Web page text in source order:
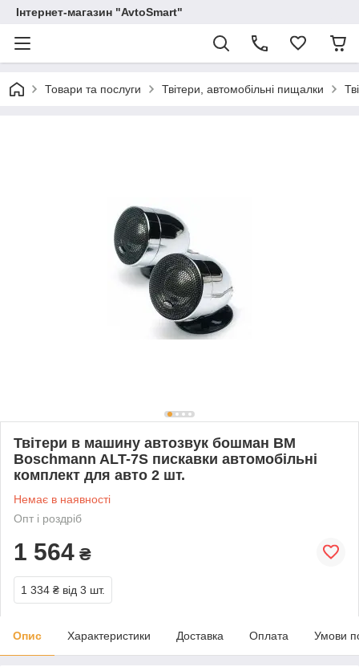
Інтернет-магазин "AvtoSmart"
Товари та послуги Твітери, автомобільні пищалки
Твітери в машину автозвук бошман BM
Boschmann ALT-7S пискавки автомобільні
комплект для авто 2 шт.
Немає в наявності
Опт і роздріб
1 564 ₴
1 334 ₴ від 3 шт.
Опис Характеристики Доставка Оплата Умови